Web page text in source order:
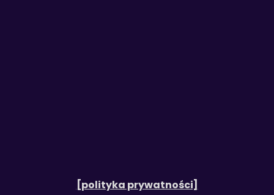
[polityka prywatności]